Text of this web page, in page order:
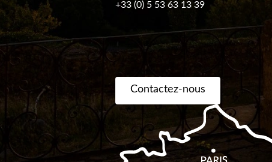
+33 (0) 5 53 63 13 39
Contactez-nous